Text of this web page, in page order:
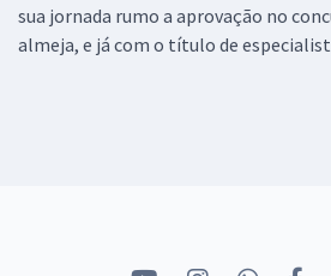
sua jornada rumo a aprovação no
almeja, e já com o título de